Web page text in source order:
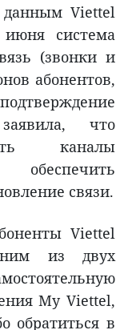
данным Viettel
система
(звонки и
абонентов,
что
каналы
связи.
Viettel
из двух
My Viettel,
обратиться в